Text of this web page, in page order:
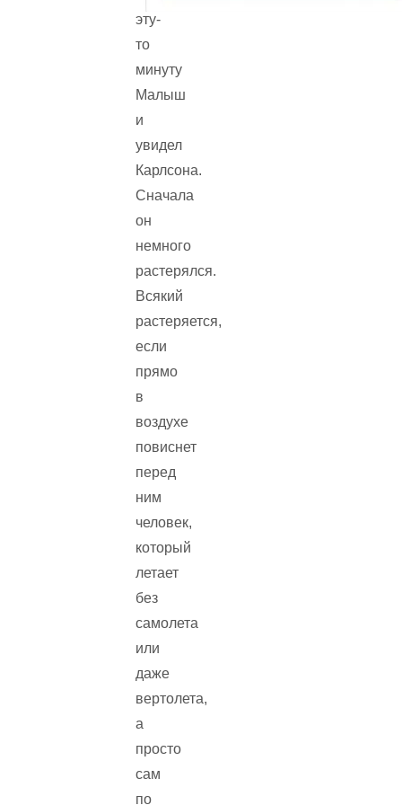
эту-
то
минуту
Малыш
и
увидел
Карлсона.
Сначала
он
немного
растерялся.
Всякий
растеряется,
если
прямо
в
воздухе
повиснет
перед
ним
человек,
который
летает
без
самолета
или
даже
вертолета,
а
просто
сам
по